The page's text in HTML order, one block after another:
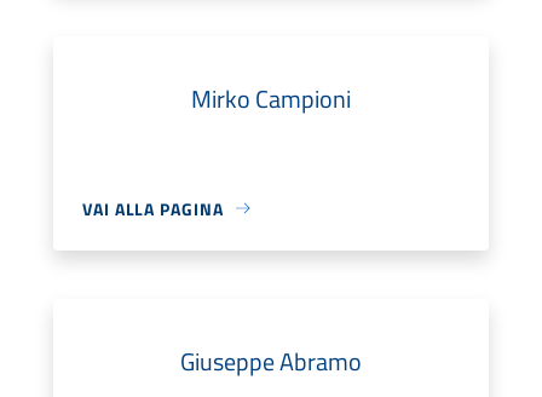
Mirko Campioni
VAI ALLA PAGINA
Giuseppe Abramo